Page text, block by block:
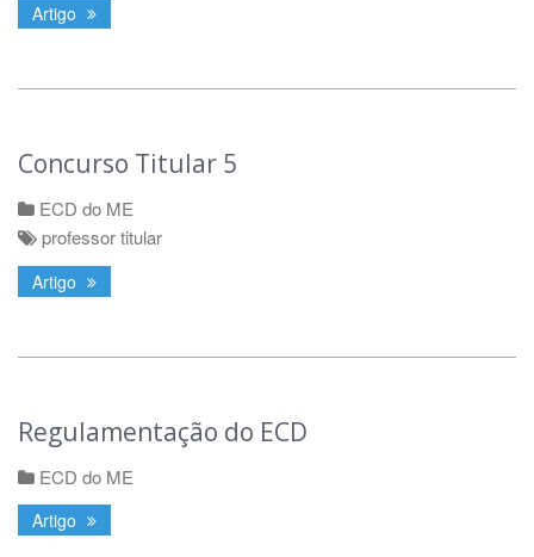
Artigo
Concurso Titular 5
ECD do ME
professor titular
Artigo
Regulamentação do ECD
ECD do ME
Artigo